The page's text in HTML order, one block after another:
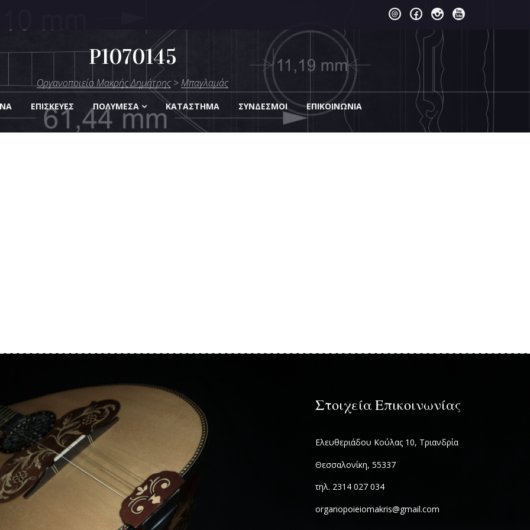
ΕΠΙΣΚΕΎΕΣ ΠΟΛΥΜΈΣΑ KΑΤΆΣΤΗΜΑ ΣΎΝΔΕΣΜΟΙ EΠΙΚΟΙΝΩΝΊΑ
P1070145
Οργανοποιείο Μακρής Δημήτρης >Μπαγλαμάς
Στοιχεία Επικοινωνίας
Ελευθεριάδου Κούλας 10, Τριανδρία
Θεσσαλονίκη, 55337
τηλ. 2314 027 034
organopoieiomakris@gmail.com